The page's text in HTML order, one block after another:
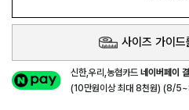
사이즈 가이
신한,우리,농협카드네이버페이
(10만원이상 최대 8천원) (8/